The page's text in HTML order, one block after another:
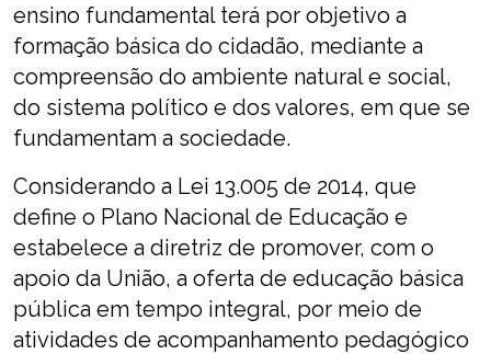
ensino fundamental terá por objetivo a
formação básica do cidadão, mediante a
compreensão do ambiente natural e social,
do sistema político e dos valores, em que se
fundamentam a sociedade.
Considerando a Lei 13.005 de 2014, que
define o Plano Nacional de Educação e
estabelece a diretriz de promover, com o
apoio da União, a oferta de educação básica
pública em tempo integral, por meio de
atividades de acompanhamento pedagógico